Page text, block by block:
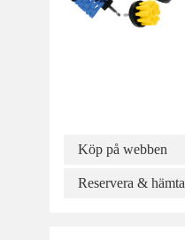
Köp på webben
Reservera & hämta